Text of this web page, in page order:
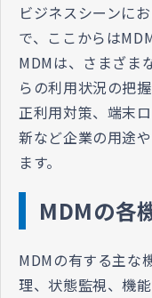
ビジネスシーンに
で、ここからは
MDMは、さまざま
らの利用状況の把
正利用対策、端末
新など企業の用途
ます。
MDMの各
MDMの有する主な
理、状態監視、機